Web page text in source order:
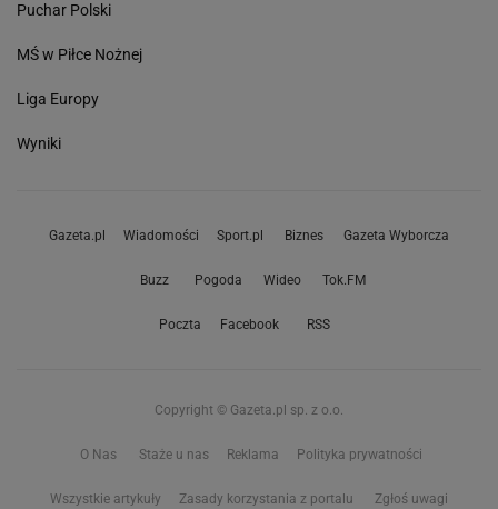
Puchar Polski
MŚ w Piłce Nożnej
Liga Europy
Wyniki
Gazeta.pl Wiadomości Sport.pl Biznes Gazeta Wyborcza
Buzz Pogoda Wideo Tok.FM
Poczta Facebook RSS
Copyright © Gazeta.pl sp. z o.o.
O Nas Staże u nas Reklama Polityka prywatności
Wszystkie artykuły Zasady korzystania z portalu Zgłoś uwagi